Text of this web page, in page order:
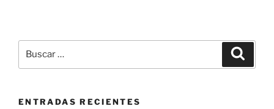
por:
ENTRADAS RECIENTES